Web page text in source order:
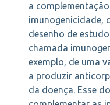
a
imunogenicidade,
desenho de
chamada
exemplo, de uma
a produzir
da doença. Esse